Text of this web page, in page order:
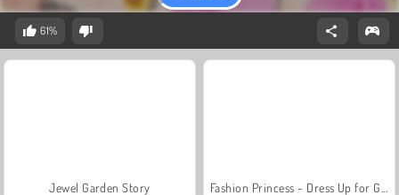
61%
Jewel Garden Story